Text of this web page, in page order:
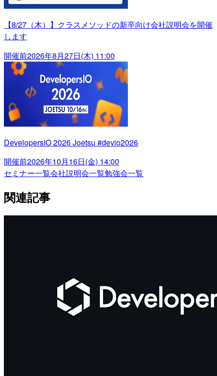
【8/27（木）】クラスメソッドの新卒向け会社説明会を開催
します
開催前2026年8月27日(木) 11:00
DevelopersIO 2026 Joetsu #devio2026
開催前2026年10月16日(金) 14:00
セミナー一覧会社説明会一覧勉強会一覧
関連記事